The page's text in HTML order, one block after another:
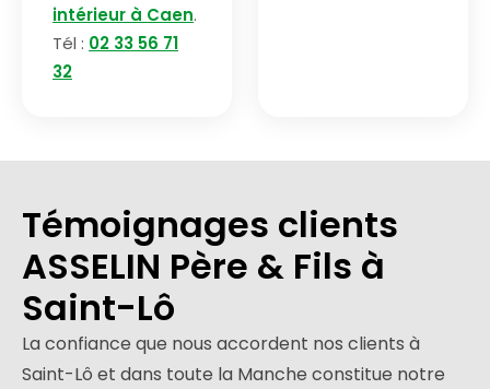
intérieur à Caen.
Tél : 02 33 56 71
32
Témoignages clients
ASSELIN Père & Fils à
Saint-Lô
La confiance que nous accordent nos clients à
Saint-Lô et dans toute la Manche constitue notre